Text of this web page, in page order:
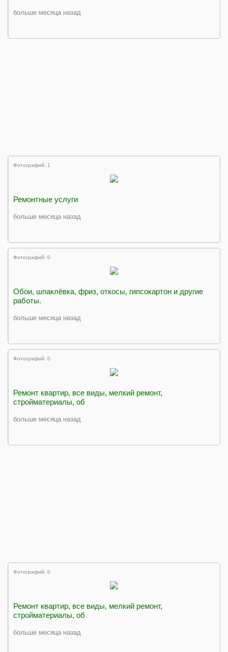
больше месяца назад
Фотографий: 1
Ремонтные услуги
больше месяца назад
Фотографий: 0
Обои, шпаклёвка, фриз, откосы, гипсокартон и другие
работы.
больше месяца назад
Фотографий: 0
Ремонт квартир, все виды, мелкий ремонт,
стройматериалы, об
больше месяца назад
Фотографий: 0
Ремонт квартир, все виды, мелкий ремонт,
стройматериалы, об
больше месяца назад